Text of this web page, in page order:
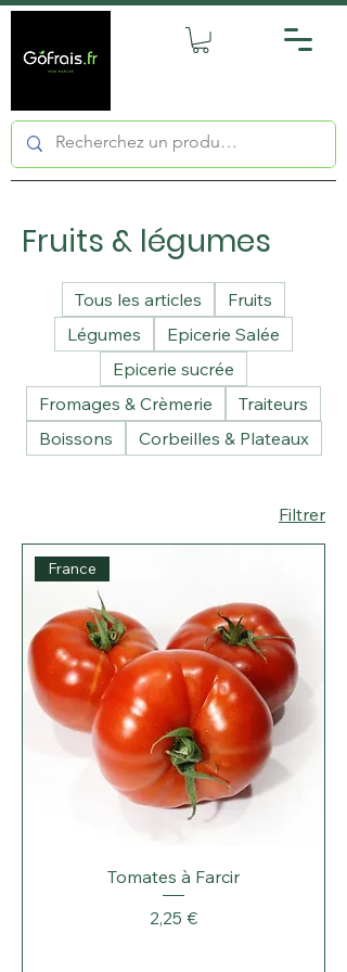
Fruits & légumes
Tous les articles
Fruits
Légumes
Epicerie Salée
Epicerie sucrée
Fromages & Crèmerie
Traiteurs
Boissons
Corbeilles & Plateaux
Filtrer
France
Tomates à Farcir
Prix
2,25 €